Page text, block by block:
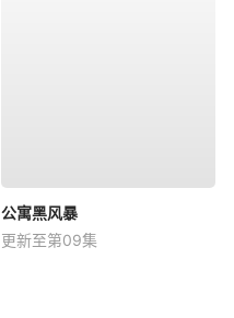
公寓黑风暴
更新至第09集